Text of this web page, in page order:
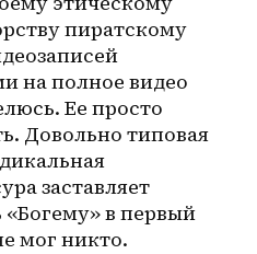
пиратскому
на полное видео
Ее просто
Довольно типовая
заставляет
в первый
мог никто.